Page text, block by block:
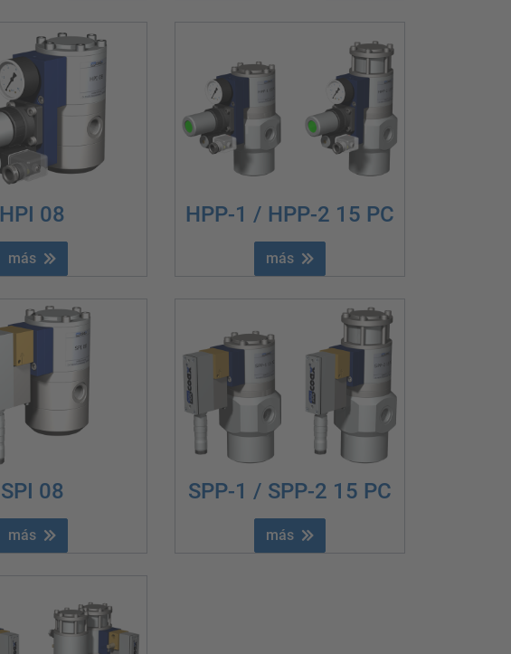
HPI 08
más
HPP-1 / HPP-2 15 PC
más
SPI 08
más
SPP-1 / SPP-2 15 PC
más